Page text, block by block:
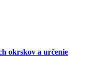
okrskov a určenie